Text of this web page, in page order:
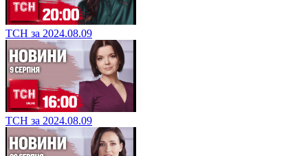
ТСН за 2024.08.09
ТСН за 2024.08.09